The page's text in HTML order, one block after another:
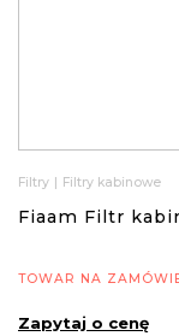
Filtry | Filtry kabinowe
Fiaam Filtr
TOWAR NA
Zapytaj o cenę